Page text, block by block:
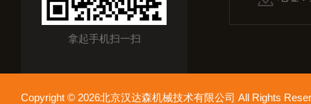
拿起手机扫一扫
Copyright © 2026北京汉达森机械技术有限公司 All Rights